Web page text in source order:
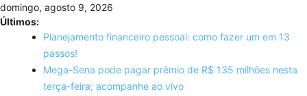
Skip
to
content
domingo, agosto 9, 2026
Últimos:
Planejamento financeiro pessoal: como fazer um em 13
passos!
Mega-Sena pode pagar prêmio de R$ 135 milhões nesta
terça-feira; acompanhe ao vivo